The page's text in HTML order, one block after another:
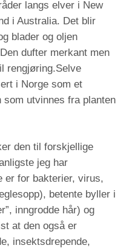
langs elver i New
i Australia. Det blir
blader og oljen
dufter merkant men
rengjøring.Selve
i Norge som et
som utvinnes fra planten
den til forskjellige
jeg har
er for bakterier, virus,
betente byller i
inngrodde hår) og
at den også er
insektsdrepende,